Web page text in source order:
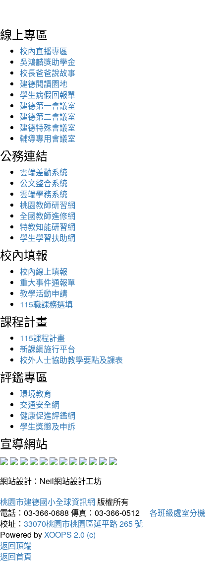
線上專區
校內直播專區
吳鴻麟獎助學金
校長爸爸說故事
建德閱讀園地
學生病假回報單
建德第一會議室
建德第二會議室
建德特殊會議室
輔導專用會議室
公務連結
雲端差勤系統
公文整合系統
雲端學務系統
桃園教師研習網
全國教師進修網
特教知能研習網
學生學習扶助網
校內填報
校內線上填報
重大事件通報單
教學活動申請
115職課務選填
課程計畫
115課程計畫
新課綱施行平台
校外人士協助教學要點及課表
評鑑專區
環境教育
交通安全網
健康促進評鑑網
學生獎懲及申訴
宣導網站
網站設計：Neil網站設計工坊
桃園市建德國小全球資訊網 版權所有
電話：03-366-0688 傳真：03-366-0512
各班級處室分機
校址： 33070桃園市桃園區延平路 265 號
Powered byXOOPS 2.0 (c)
返回頂端
返回首頁